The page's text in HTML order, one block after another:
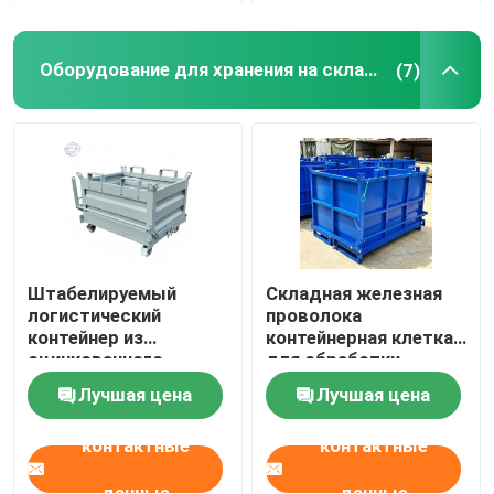
Оборудование для хранения на складе (7)
Штабелируемый
логистический
контейнер из
оцинкованного
железа с крышкой
Лучшая цена
контактные
Складная железная
проволока
контейнерная клетка
для обработки
материалов
Лучшая цена
контактные